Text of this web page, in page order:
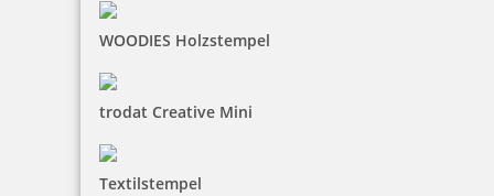
WOODIES Holzstempel
trodat Creative Mini
Textilstempel